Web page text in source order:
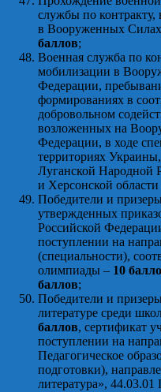
службы по
в Вооруженных
баллов;
Военная служба по
мобилизации в
Федерации,
формированиях в
добровольном
возложенных на
Федерации, в ходе
территориях
Луганской Народной
и Херсонской области
Победители и
утвержденных
Российской
поступлении на
(специальности),
олимпиады – 10
баллов;
Победители и
литературе среди
баллов, сертификат
поступлении на
Педагогическое
подготовки),
литература», 44.03.01